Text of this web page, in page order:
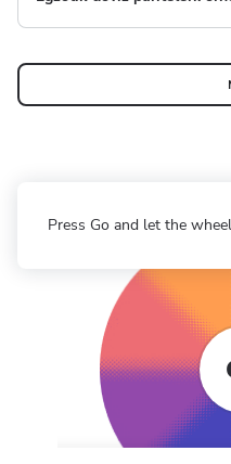
Press Go and let the